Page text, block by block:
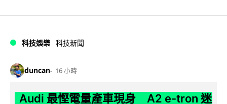
科技娛樂 科技新聞
duncan 16 小時
Audi 最慳電量產車現身 A2 e-tron 迷